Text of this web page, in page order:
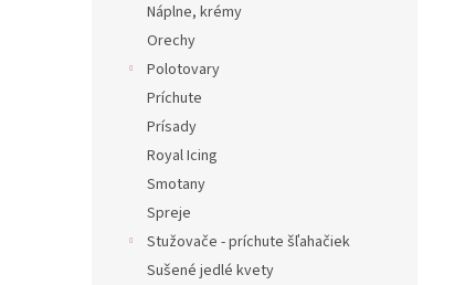
Náplne, krémy
Orechy
Polotovary
Príchute
Prísady
Royal Icing
Smotany
Spreje
Stužovače - príchute šľahačiek
Sušené jedlé kvety